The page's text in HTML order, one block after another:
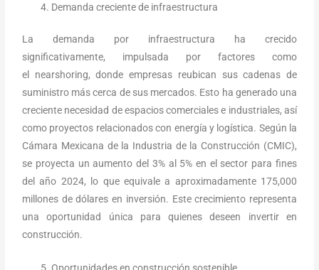
Demanda creciente de infraestructura
La demanda por infraestructura ha crecido
significativamente, impulsada por factores como
el nearshoring, donde empresas reubican sus cadenas de
suministro más cerca de sus mercados. Esto ha generado una
creciente necesidad de espacios comerciales e industriales, así
como proyectos relacionados con energía y logística. Según la
Cámara Mexicana de la Industria de la Construcción (CMIC),
se proyecta un aumento del 3% al 5% en el sector para fines
del año 2024, lo que equivale a aproximadamente 175,000
millones de dólares en inversión. Este crecimiento representa
una oportunidad única para quienes deseen invertir en
construcción.